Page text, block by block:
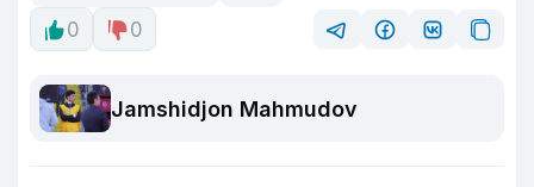
0
0
Jamshidjon Mahmudov